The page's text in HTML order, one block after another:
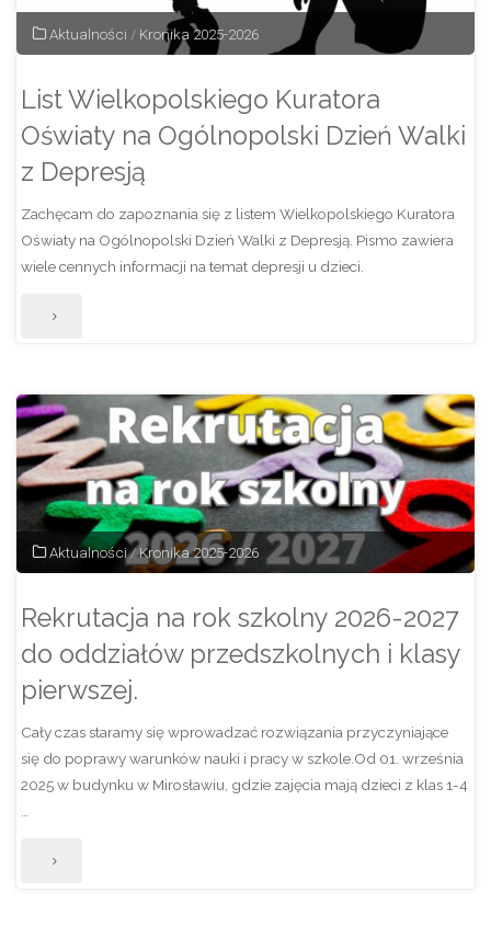
Aktualności / Kronika 2025-2026
List Wielkopolskiego Kuratora
Oświaty na Ogólnopolski Dzień Walki
z Depresją
Zachęcam do zapoznania się z listem Wielkopolskiego Kuratora
Oświaty na Ogólnopolski Dzień Walki z Depresją. Pismo zawiera
wiele cennych informacji na temat depresji u dzieci.
"List
Kuratora
Oświaty
na
Ogólnopolski
Dzień
Walki
z
Aktualności/Kronika 2025-2026
Rekrutacja na rok szkolny 2026-2027
do oddziałów przedszkolnych i klasy
pierwszej.
Cały czas staramy się wprowadzać rozwiązania przyczyniające
się do poprawy warunków nauki i pracy w szkole.Od 01. września
2025 w budynku w Mirosławiu, gdzie zajęcia mają dzieci z klas 1-4
"Rekrutacja